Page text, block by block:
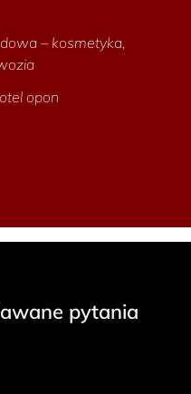
– kosmetyka,
opon
pytania